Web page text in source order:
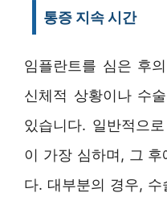
통증 지속 시간
임플란트를 심은 후
신체적 상황이나 수
있습니다. 일반적으
이 가장 심하며, 그
다. 대부분의 경우, 수